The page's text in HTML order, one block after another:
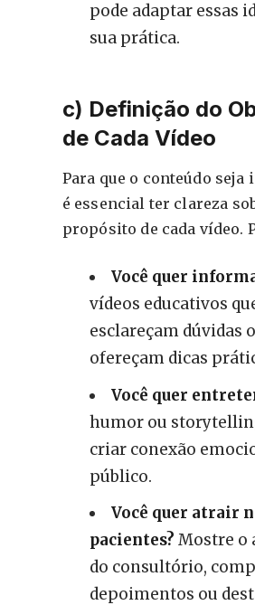
pode adaptar essas
sua prática.
c) Definição do
de Cada Vídeo
Para que o conteúdo seja
é essencial ter clareza
propósito de cada vídeo.
Você quer
vídeos educativos
esclareçam dúvidas
ofereçam dicas
Você quer
humor ou
criar conexão
público.
Você quer atrair
pacientes? Mostre o
do consultório,
depoimentos ou